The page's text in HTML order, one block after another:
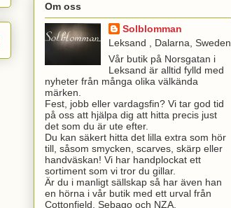
Om oss
Solblomman
Leksand , Dalarna, Sweden
Vår butik på Norsgatan i
Leksand är alltid fylld med
nyheter från många olika välkända
märken.
Fest, jobb eller vardagsfin? Vi tar god tid
på oss att hjälpa dig att hitta precis just
det som du är ute efter.
Du kan säkert hitta det lilla extra som hör
till, såsom smycken, scarves, skärp eller
handväskan! Vi har handplockat ett
sortiment som vi tror du gillar.
Är du i manligt sällskap så har även han
en hörna i vår butik med ett urval från
Cottonfield, Sebago och NZA.